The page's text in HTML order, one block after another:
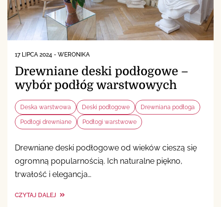
17 LIPCA 2024 - WERONIKA
Drewniane deski podłogowe –
wybór podłóg warstwowych
Deska warstwowa Deski podłogowe Drewniana podłoga
Podłogi drewniane Podłogi warstwowe
Drewniane deski podłogowe od wieków cieszą się
ogromną popularnością. Ich naturalne piękno,
trwałość i elegancja…
CZYTAJ DALEJ